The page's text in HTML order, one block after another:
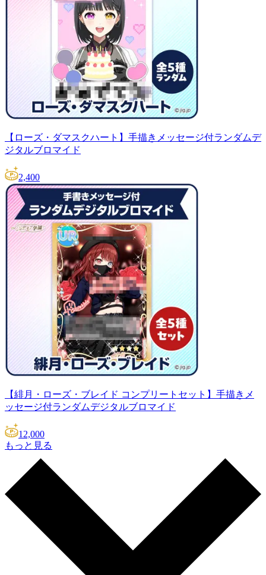
【ローズ・ダマスクハート】手描きメッセージ付ランダムデ
ジタルブロマイド
2,400
【緋月・ローズ・ブレイド コンプリートセット】手描きメ
ッセージ付ランダムデジタルブロマイド
12,000
もっと見る